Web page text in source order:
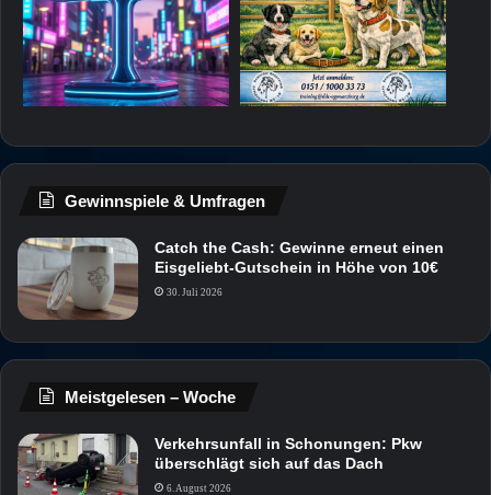
Gewinnspiele & Umfragen
Catch the Cash: Gewinne erneut einen
Eisgeliebt-Gutschein in Höhe von 10€
30. Juli 2026
Meistgelesen – Woche
Verkehrsunfall in Schonungen: Pkw
überschlägt sich auf das Dach
6. August 2026